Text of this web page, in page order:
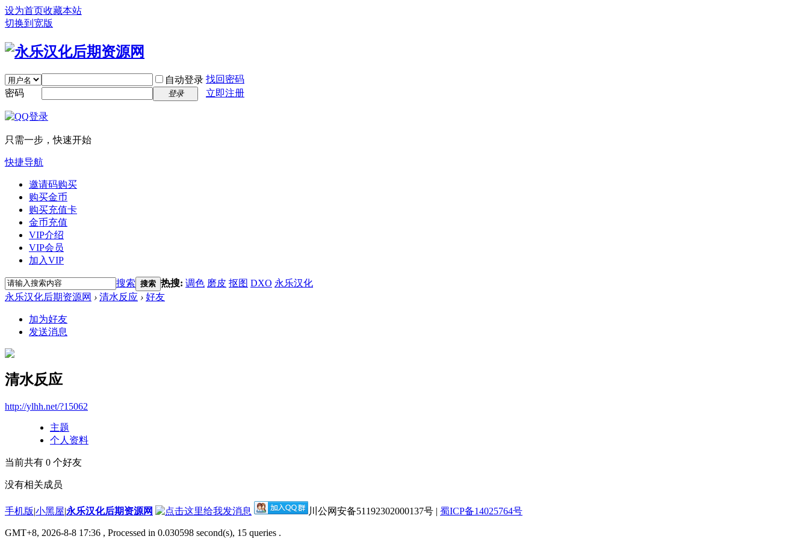
设为首页收藏本站
切换到宽版
自动登录 找回密码
密码
登录 立即注册
只需一步，快速开始
快捷导航
邀请码购买
购买金币
购买充值卡
金币充值
VIP介绍
VIP会员
加入VIP
搜索 搜索 热搜: 调色 磨皮 抠图 DXO 永乐汉化
永乐汉化后期资源网 › 清水反应 › 好友
加为好友
发送消息
清水反应
http://ylhh.net/?15062
主题
个人资料
当前共有 0 个好友
没有相关成员
手机版|小黑屋|永乐汉化后期资源网 川公网安备51192302000137号 | 蜀ICP备14025764号
GMT+8, 2026-8-8 17:36 , Processed in 0.030598 second(s), 15 queries .